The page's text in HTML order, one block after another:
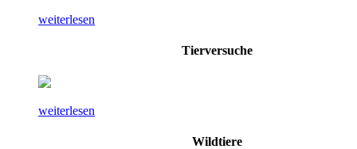
weiterlesen
Tierversuche
weiterlesen
Wildtiere